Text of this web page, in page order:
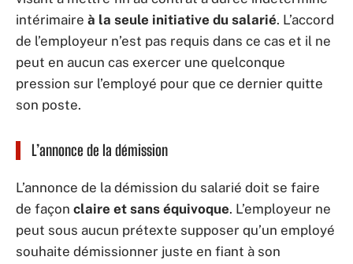
intérimaire à la seule initiative du salarié. L’accord
de l’employeur n’est pas requis dans ce cas et il ne
peut en aucun cas exercer une quelconque
pression sur l’employé pour que ce dernier quitte
son poste.
L’annonce de la démission
L’annonce de la démission du salarié doit se faire
de façon claire et sans équivoque. L’employeur ne
peut sous aucun prétexte supposer qu’un employé
souhaite démissionner juste en fiant à son